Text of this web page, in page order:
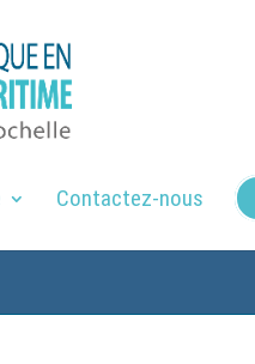
Contactez-nous